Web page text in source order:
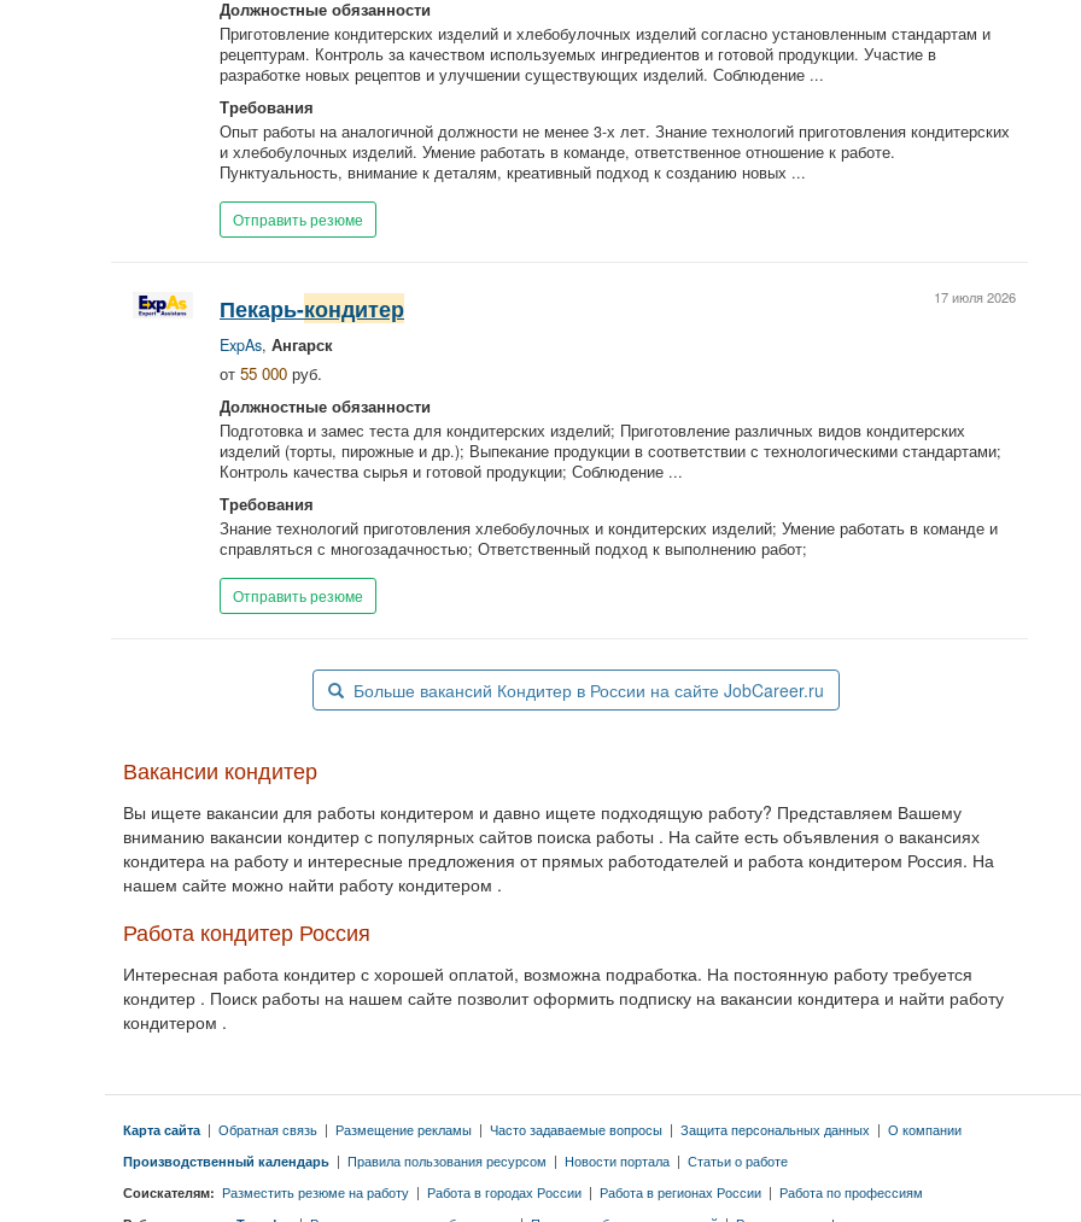
Должностные обязанности
Приготовление кондитерских изделий и хлебобулочных изделий согласно установленным стандартам и
рецептурам. Контроль за качеством используемых ингредиентов и готовой продукции. Участие в
разработке новых рецептов и улучшении существующих изделий. Соблюдение ...
Требования
Опыт работы на аналогичной должности не менее 3-х лет. Знание технологий приготовления кондитерских
и хлебобулочных изделий. Умение работать в команде, ответственное отношение к работе.
Пунктуальность, внимание к деталям, креативный подход к созданию новых ...
Отправить резюме
17 июля 2026
Пекарь-кондитер
ExpAs, Ангарск
от 55 000 руб.
Должностные обязанности
Подготовка и замес теста для кондитерских изделий; Приготовление различных видов кондитерских
изделий (торты, пирожные и др.); Выпекание продукции в соответствии с технологическими стандартами;
Контроль качества сырья и готовой продукции; Соблюдение ...
Требования
Знание технологий приготовления хлебобулочных и кондитерских изделий; Умение работать в команде и
справляться с многозадачностью; Ответственный подход к выполнению работ;
Отправить резюме
Больше вакансий Кондитер в России на сайте JobCareer.ru
Вакансии кондитер
Вы ищете вакансии для работы кондитером и давно ищете подходящую работу? Представляем Вашему
вниманию вакансии кондитер с популярных сайтов поиска работы . На сайте есть объявления о вакансиях
кондитера на работу и интересные предложения от прямых работодателей и работа кондитером Россия. На
нашем сайте можно найти работу кондитером .
Работа кондитер Россия
Интересная работа кондитер с хорошей оплатой, возможна подработка. На постоянную работу требуется
кондитер . Поиск работы на нашем сайте позволит оформить подписку на вакансии кондитера и найти работу
кондитером .
Карта сайта | Обратная связь | Размещение рекламы | Часто задаваемые вопросы | Защита персональных данных | О компании
Производственный календарь | Правила пользования ресурсом | Новости портала | Статьи о работе
Соискателям: Разместить резюме на работу | Работа в городах России | Работа в регионах России | Работа по профессиям